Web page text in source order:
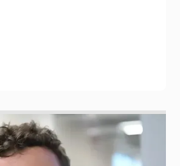
высказался насчёт